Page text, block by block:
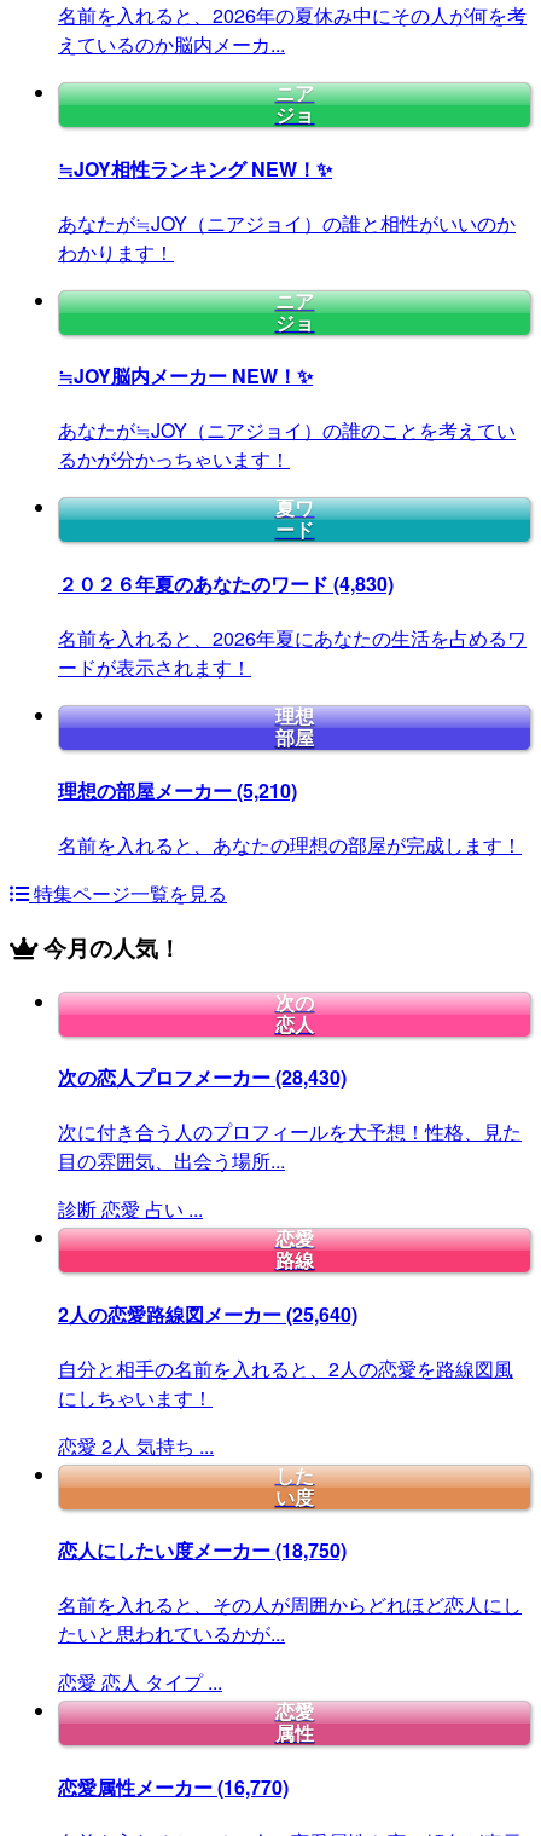
名前を入れると、2026年の夏休み中にその人が何を考
えているのか脳内メーカ...
ニア
ジョ
≒JOY相性ランキングNEW！✨
あなたが≒JOY（ニアジョイ）の誰と相性がいいのか
わかります！
ニア
ジョ
≒JOY脳内メーカー NEW！✨
あなたが≒JOY（ニアジョイ）の誰のことを考えてい
るかが分かっちゃいます！
夏ワ
ード
２０２６年夏のあなたのワード (4,830)
名前を入れると、2026年夏にあなたの生活を占めるワ
ードが表示されます！
理想
部屋
理想の部屋メーカー(5,210)
名前を入れると、あなたの理想の部屋が完成します！
特集ページ一覧を見る
今月の人気！
次の
恋人
次の恋人プロフメーカー(28,430)
次に付き合う人のプロフィールを大予想！性格、見た
目の雰囲気、出会う場所...
診断恋愛 占い ...
恋愛
路線
2人の恋愛路線図メーカー(25,640)
自分と相手の名前を入れると、2人の恋愛を路線図風
にしちゃいます！
恋愛 2人 気持ち ...
した
い度
恋人にしたい度メーカー(18,750)
名前を入れると、その人が周囲からどれほど恋人にし
たいと思われているかが...
恋愛 恋人 タイプ ...
恋愛
属性
恋愛属性メーカー(16,770)